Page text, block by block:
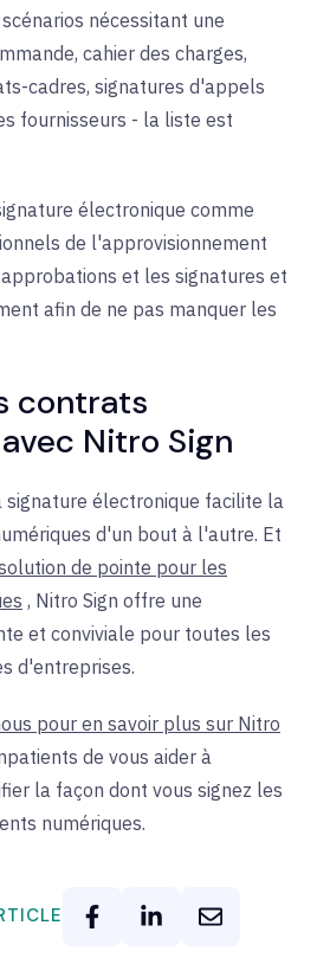
nécessitant une
cahier des charges,
cadres, signatures d'appels
fournisseurs - la liste est
électronique comme
de l'approvisionnement
et les signatures et
afin de ne pas manquer les
contrats
Nitro Sign
signature électronique facilite la
d'un bout à l'autre. Et
de pointe pour les
, Nitro Sign offre une
et conviviale pour toutes les
d'entreprises.
pour en savoir plus sur Nitro
de vous aider à
la façon dont vous signez les
numériques.